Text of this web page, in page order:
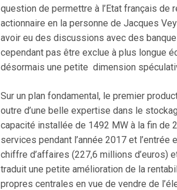
question de permettre à l’Etat français de
actionnaire en la personne de Jacques
avoir eu des discussions avec des
cependant pas être exclue à plus longue
désormais une petite dimension
Sur un plan fondamental, le premier
outre d’une belle expertise dans le
capacité installée de 1492 MW à la fin de
services pendant l’année 2017 et
chiffre d’affaires (227,6 millions d’euros)
traduit une petite amélioration de la
propres centrales en vue de vendre de